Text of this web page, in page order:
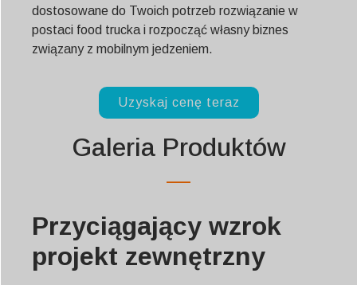
dostosowane do Twoich potrzeb rozwiązanie w
postaci food trucka i rozpocząć własny biznes
związany z mobilnym jedzeniem.
Uzyskaj cenę teraz
Galeria Produktów
Przyciągający wzrok
projekt zewnętrzny